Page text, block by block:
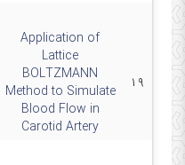
۱۹
Application of
Lattice
BOLTZMANN
Method to Simulate
Blood Flow in
Carotid Artery